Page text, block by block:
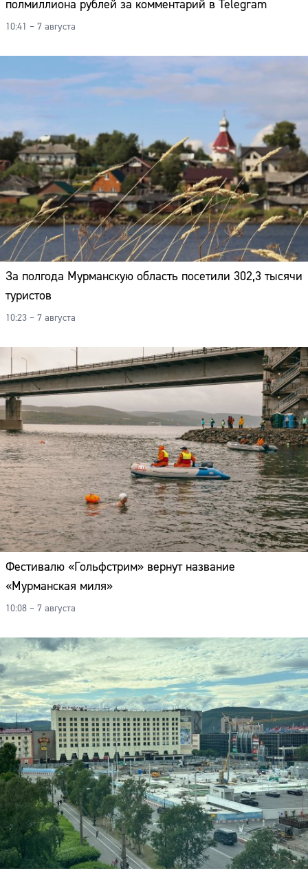
полмиллиона рублей за комментарий в Telegram
10:41 – 7 августа
За полгода Мурманскую область посетили 302,3 тысячи
туристов
10:23 – 7 августа
Фестивалю «Гольфстрим» вернут название
«Мурманская миля»
10:08 – 7 августа
Адрес: